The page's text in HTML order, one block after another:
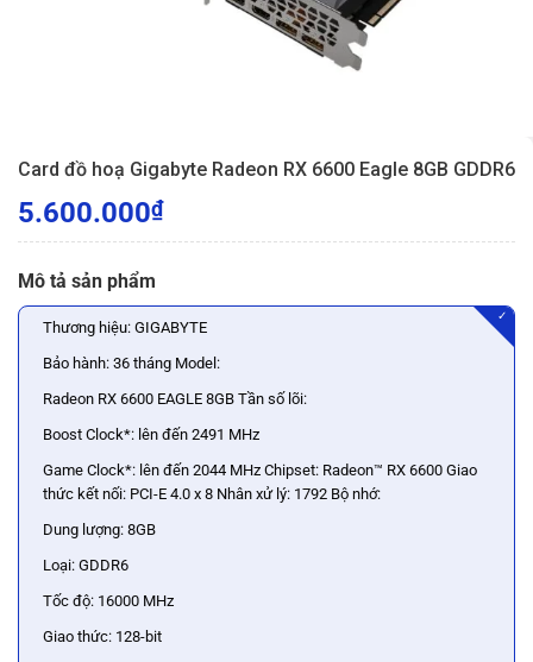
Card đồ hoạ Gigabyte Radeon RX 6600 Eagle 8GB GDDR6
5.600.000₫
Mô tả sản phẩm
Thương hiệu: GIGABYTE
Bảo hành: 36 tháng Model:
Radeon RX 6600 EAGLE 8GB Tần số lõi:
Boost Clock*: lên đến 2491 MHz
Game Clock*: lên đến 2044 MHz Chipset: Radeon™ RX 6600 Giao
thức kết nối: PCI-E 4.0 x 8 Nhân xử lý: 1792 Bộ nhớ:
Dung lượng: 8GB
Loại: GDDR6
Tốc độ: 16000 MHz
Giao thức: 128-bit
✓